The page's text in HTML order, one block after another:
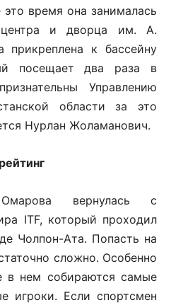
время она занималась
центра и дворца им. А.
прикреплена к бассейну
посещает два раза в
Управлению
области за это
Нурлан Жоламанович.
вернулась с
ITF, который проходил
Чолпон-Ата. Попасть на
сложно. Особенно
в нем собираются самые
игроки. Если спортсмен